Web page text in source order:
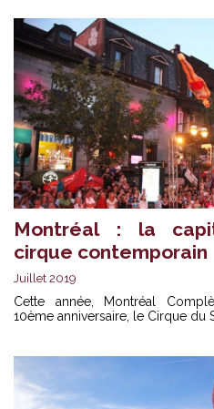
Montréal : la
cirque contemporain
Juillet 2019
Cette année, Montréal
10ème anniversaire, le Cirque du